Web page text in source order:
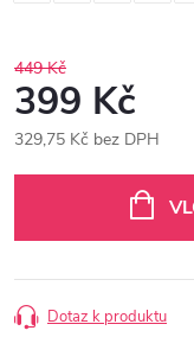
449 Kč
399 Kč
329,75 Kč bez DPH
Dotaz k produktu